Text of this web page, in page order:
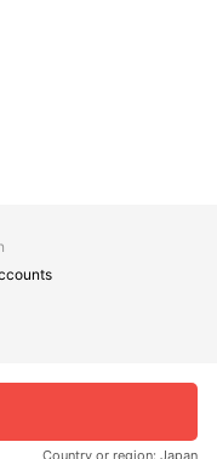
Country or region: Japan